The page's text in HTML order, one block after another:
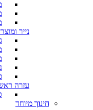
נייר
עזרה
חינוך מיוחד